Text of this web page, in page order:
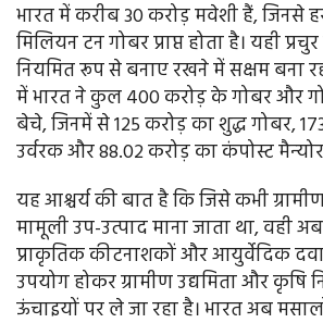
भारत में करीब 30 करोड़ मवेशी हैं, जिनसे
मिलियन टन गोबर प्राप्त होता है। यही
नियमित रूप से बनाए रखने में सक्षम बना
में भारत ने कुल 400 करोड़ के गोबर और
बेचे, जिनमें से 125 करोड़ का शुद्ध गोबर,
उर्वरक और 88.02 करोड़ का कंपोस्ट
यह आश्चर्य की बात है कि जिसे कभी
मामूली उप-उत्पाद माना जाता था, वही
प्राकृतिक कीटनाशकों और आयुर्वेदिक
उपयोग होकर ग्रामीण उद्यमिता और कृषि
ऊंचाइयों पर ले जा रहा है। भारत अब